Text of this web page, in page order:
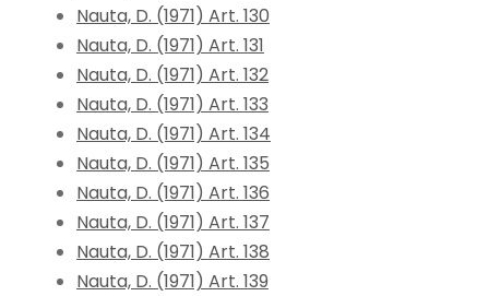
Nauta, D. (1971) Art. 130
Nauta, D. (1971) Art. 131
Nauta, D. (1971) Art. 132
Nauta, D. (1971) Art. 133
Nauta, D. (1971) Art. 134
Nauta, D. (1971) Art. 135
Nauta, D. (1971) Art. 136
Nauta, D. (1971) Art. 137
Nauta, D. (1971) Art. 138
Nauta, D. (1971) Art. 139